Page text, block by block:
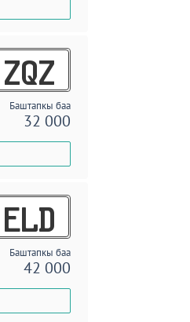
ZQZ
Баштапкы баа
32 000
ELD
Баштапкы баа
42 000